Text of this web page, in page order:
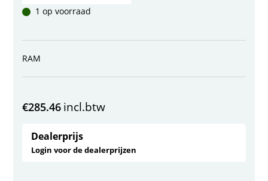
1 op voorraad
RAM
€285.46 incl.btw
Dealerprijs
Login voor de dealerprijzen